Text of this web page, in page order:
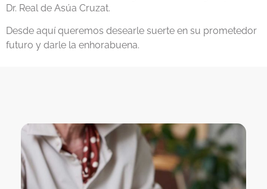
Dr. Real de Asúa Cruzat.
Desde aquí queremos desearle suerte en su prometedor
futuro y darle la enhorabuena.